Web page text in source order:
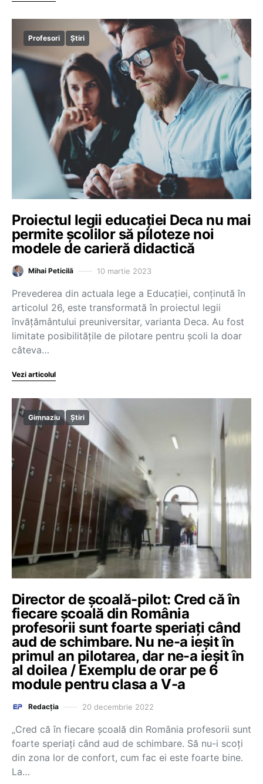
Profesori Știri
Proiectul legii educației Deca nu mai
permite școlilor să piloteze noi
modele de carieră didactică
Mihai Peticilă 10 martie 2023
Prevederea din actuala lege a Educației, conținută în
articolul 26, este transformată în proiectul legii
învățământului preuniversitar, varianta Deca. Au fost
limitate posibilitățile de pilotare pentru școli la doar
câteva…
Vezi articolul
Gimnaziu Știri
Director de școală-pilot: Cred că în
fiecare școală din România
profesorii sunt foarte speriați când
aud de schimbare. Nu ne-a ieșit în
primul an pilotarea, dar ne-a ieșit în
al doilea / Exemplu de orar pe 6
module pentru clasa a V-a
Redacția 20 decembrie 2022
„Cred că în fiecare școală din România profesorii sunt
foarte speriați când aud de schimbare. Să nu-i scoți
din zona lor de confort, cum fac ei este foarte bine.
La…